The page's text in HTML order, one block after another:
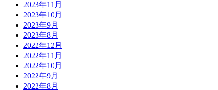
2023年11月
2023年10月
2023年9月
2023年8月
2022年12月
2022年11月
2022年10月
2022年9月
2022年8月